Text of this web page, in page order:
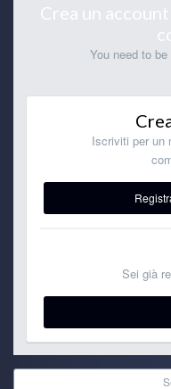
Crea un
You need to
Iscriviti per un
Sei già